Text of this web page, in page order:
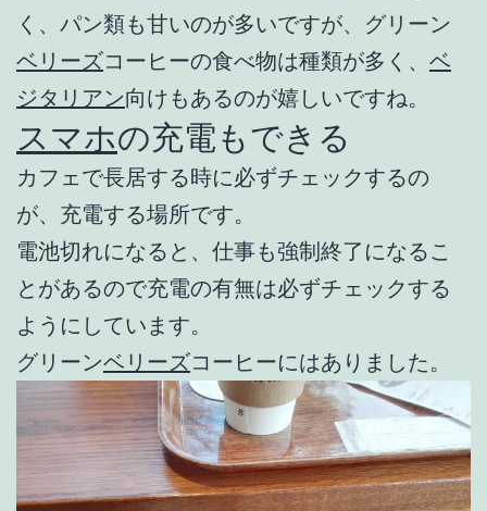
く、パン類も甘いのが多いですが、グリーン
ベリーズコーヒーの食べ物は種類が多く、 ベ
ジタリアン向けもあるのが嬉しいですね。
スマホの充電もできる
カフェで長居する時に必ずチェックするの
が、充電する場所です。
電池切れになると、仕事も強制終了になるこ
とがあるので充電の有無は必ずチェックする
ようにしています。
グリーンベリーズコーヒーにはありました。